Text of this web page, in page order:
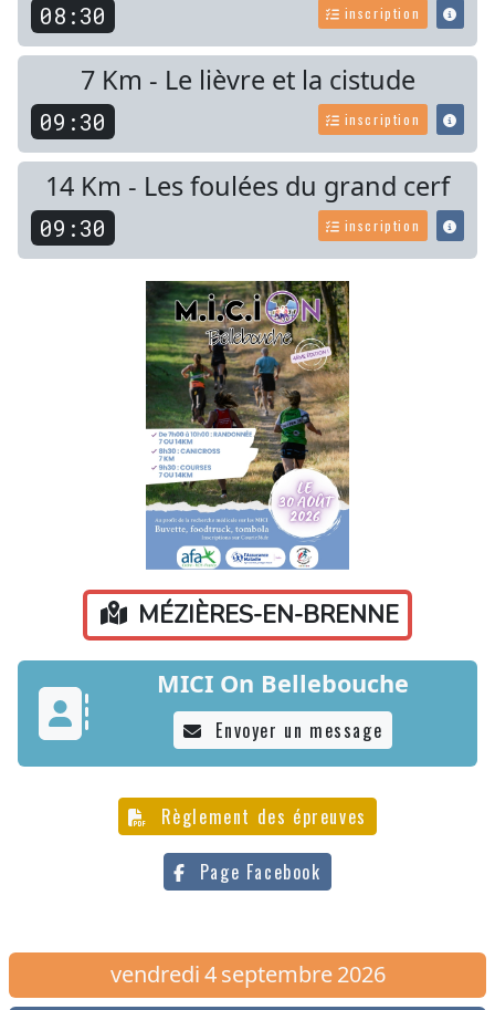
08:30 inscription
7 Km - Le lièvre et la cistude
09:30 inscription
14 Km - Les foulées du grand cerf
09:30 inscription
MÉZIÈRES-EN-BRENNE
MICI On Bellebouche
Envoyer un message
Règlement des épreuves
Page Facebook
vendredi4 septembre 2026